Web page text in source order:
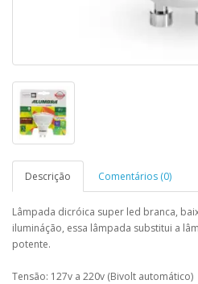
Descrição Comentários (0)
Lâmpada dicróica super led branca,
ilumináção, essa lâmpada substitui a
potente.
Tensão: 127v a 220v (Bivolt automático)